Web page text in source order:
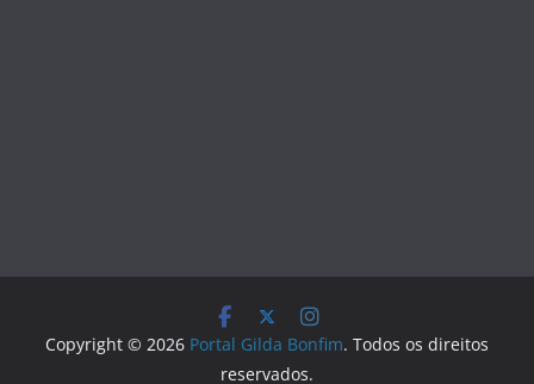
Copyright © 2026 Portal Gilda Bonfim. Todos os direitos
reservados.